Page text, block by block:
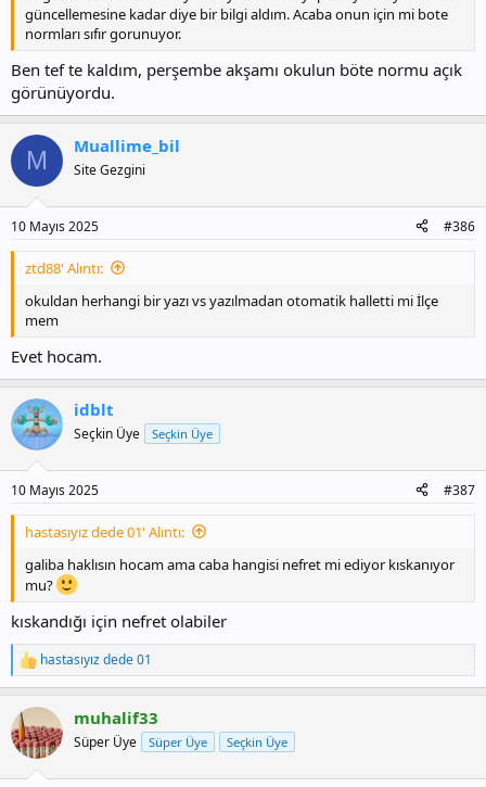
güncellemesine kadar diye bir bilgi aldım. Acaba onun için mi bote
normları sıfır gorunuyor.
Ben tef te kaldım, perşembe akşamı okulun böte normu açık
görünüyordu.
M Muallime_bil
Site Gezgini
10 Mayıs 2025 #386
ztd88' Alıntı:
okuldan herhangi bir yazı vs yazılmadan otomatik halletti mi İlçe
mem
Evet hocam.
idblt
Seçkin Üye Seçkin Üye
10 Mayıs 2025 #387
hastasıyız dede 01' Alıntı:
galiba haklısın hocam ama caba hangisi nefret mi ediyor kıskanıyor
mu?
kıskandığı için nefret olabiler
T
e
k
i
l
hastasıyız dede 01
muhalif33
Süper Üye Süper Üye Seçkin Üye